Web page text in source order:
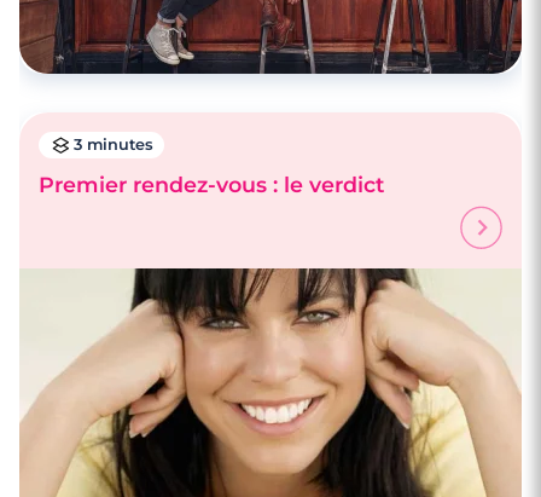
3 minutes
Premier rendez-vous : le verdict